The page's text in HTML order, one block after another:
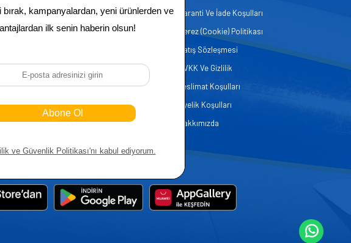
Yeni Ürünler
Garanti Ve İade Koşulları
Çerez (Cookie) Politikası
Satış Sözleşmesi
KVKK Ve Gizlilik
Teslimat Koşulları
Üyelik Koşulları
Hakkımızda